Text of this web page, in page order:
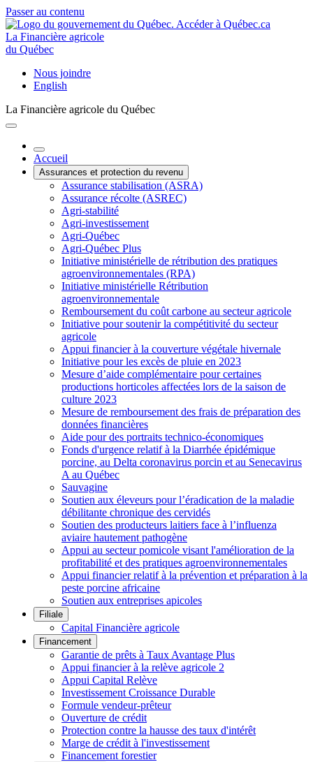
Passer au contenu
La Financière agricole
du Québec
Nous joindre
English
La Financière agricole du Québec
Accueil
Assurances et protection du revenu
Assurance stabilisation (ASRA)
Assurance récolte (ASREC)
Agri-stabilité
Agri-investissement
Agri-Québec
Agri-Québec Plus
Initiative ministérielle de rétribution des pratiques
agroenvironnementales (RPA)
Initiative ministérielle Rétribution
agroenvironnementale
Remboursement du coût carbone au secteur agricole
Initiative pour soutenir la compétitivité du secteur
agricole
Appui financier à la couverture végétale hivernale
Initiative pour les excès de pluie en 2023
Mesure d’aide complémentaire pour certaines
productions horticoles affectées lors de la saison de
culture 2023
Mesure de remboursement des frais de préparation des
données financières
Aide pour des portraits technico-économiques
Fonds d'urgence relatif à la Diarrhée épidémique
porcine, au Delta coronavirus porcin et au Senecavirus
A au Québec
Sauvagine
Soutien aux éleveurs pour l’éradication de la maladie
débilitante chronique des cervidés
Soutien des producteurs laitiers face à l’influenza
aviaire hautement pathogène
Appui au secteur pomicole visant l'amélioration de la
profitabilité et des pratiques agroenvironnementales
Appui financier relatif à la prévention et préparation à la
peste porcine africaine
Soutien aux entreprises apicoles
Filiale
Capital Financière agricole
Financement
Garantie de prêts à Taux Avantage Plus
Appui financier à la relève agricole 2
Appui Capital Relève
Investissement Croissance Durable
Formule vendeur-prêteur
Ouverture de crédit
Protection contre la hausse des taux d'intérêt
Marge de crédit à l'investissement
Financement forestier